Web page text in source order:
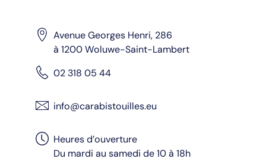
Avenue Georges Henri, 286
à 1200 Woluwe-Saint-Lambert
02 318 05 44
info@carabistouilles.eu
Heures d’ouverture
Du mardi au samedi de 10 à 18h